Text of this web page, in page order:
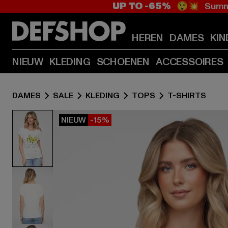
UP TO -65% 😲💥
HEREN DAMES
NIEUW KLEDING SCHOENEN ACCESSOIRES
DAMES SALE KLEDING TOPS T-SHIRTS
NIEUW -15%